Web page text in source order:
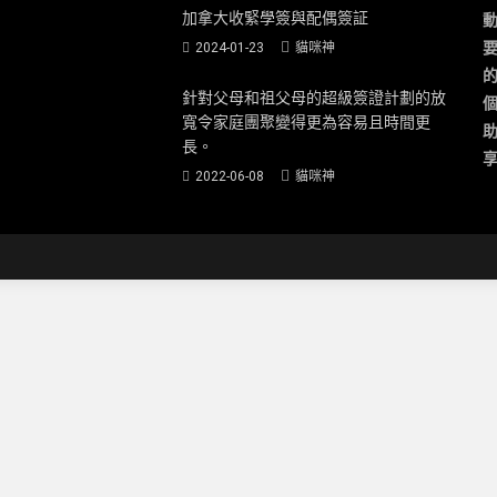
加拿大收緊學簽與配偶簽証
2024-01-23 貓咪神
針對父母和祖父母的超級簽證計劃的放
寬令家庭團聚變得更為容易且時間更
長。
2022-06-08 貓咪神